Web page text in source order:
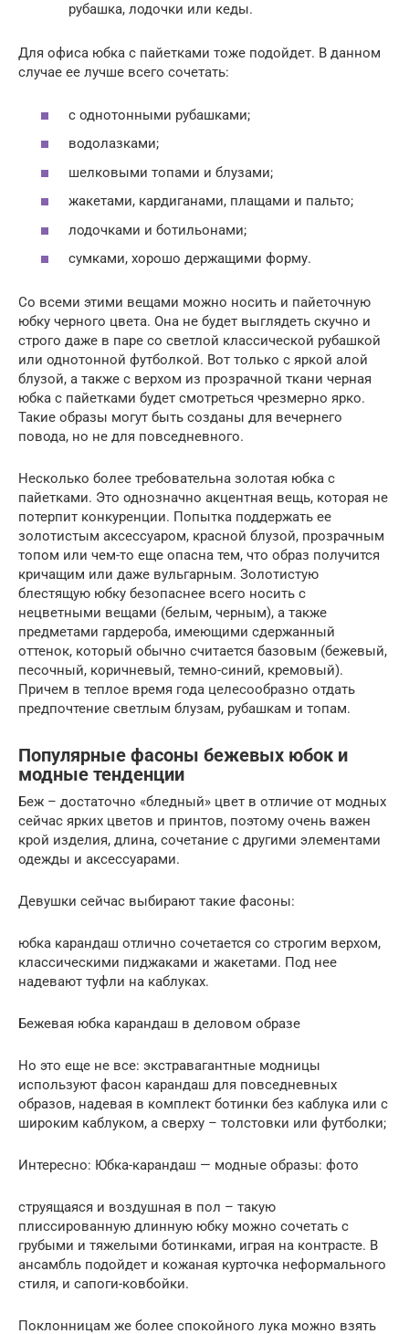
рубашка, лодочки или кеды.
Для офиса юбка с пайетками тоже подойдет. В данном
случае ее лучше всего сочетать:
с однотонными рубашками;
водолазками;
шелковыми топами и блузами;
жакетами, кардиганами, плащами и пальто;
лодочками и ботильонами;
сумками, хорошо держащими форму.
Со всеми этими вещами можно носить и пайеточную
юбку черного цвета. Она не будет выглядеть скучно и
строго даже в паре со светлой классической рубашкой
или однотонной футболкой. Вот только с яркой алой
блузой, а также с верхом из прозрачной ткани черная
юбка с пайетками будет смотреться чрезмерно ярко.
Такие образы могут быть созданы для вечернего
повода, но не для повседневного.
Несколько более требовательна золотая юбка с
пайетками. Это однозначно акцентная вещь, которая не
потерпит конкуренции. Попытка поддержать ее
золотистым аксессуаром, красной блузой, прозрачным
топом или чем-то еще опасна тем, что образ получится
кричащим или даже вульгарным. Золотистую
блестящую юбку безопаснее всего носить с
нецветными вещами (белым, черным), а также
предметами гардероба, имеющими сдержанный
оттенок, который обычно считается базовым (бежевый,
песочный, коричневый, темно-синий, кремовый).
Причем в теплое время года целесообразно отдать
предпочтение светлым блузам, рубашкам и топам.
Популярные фасоны бежевых юбок и
модные тенденции
Беж – достаточно «бледный» цвет в отличие от модных
сейчас ярких цветов и принтов, поэтому очень важен
крой изделия, длина, сочетание с другими элементами
одежды и аксессуарами.
Девушки сейчас выбирают такие фасоны:
юбка карандаш отлично сочетается со строгим верхом,
классическими пиджаками и жакетами. Под нее
надевают туфли на каблуках.
Бежевая юбка карандаш в деловом образе
Но это еще не все: экстравагантные модницы
используют фасон карандаш для повседневных
образов, надевая в комплект ботинки без каблука или с
широким каблуком, а сверху – толстовки или футболки;
Интересно: Юбка-карандаш — модные образы: фото
струящаяся и воздушная в пол – такую
плиссированную длинную юбку можно сочетать с
грубыми и тяжелыми ботинками, играя на контрасте. В
ансамбль подойдет и кожаная курточка неформального
стиля, и сапоги-ковбойки.
Поклонницам же более спокойного лука можно взять